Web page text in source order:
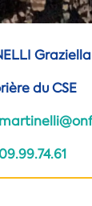
Graziella
du CSE